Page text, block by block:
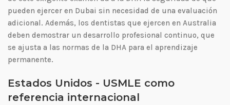
pueden ejercer en Dubai sin necesidad de una evaluación
adicional. Además, los dentistas que ejercen en Australia
deben demostrar un desarrollo profesional continuo, que
se ajusta a las normas de la DHA para el aprendizaje
permanente.
Estados Unidos - USMLE como
referencia internacional